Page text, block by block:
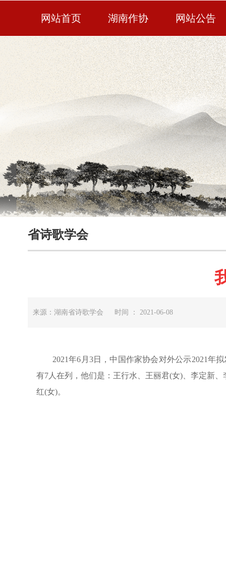
网站首页 湖南作协 网站公告
省诗歌学会
来源：湖南省诗歌学会 时间 ： 2021-06-08
2021年6月3日，中国作家协会对外公示2021年拟
有7人在列，他们是：王行水、王丽君(女)、李定新
红(女)。